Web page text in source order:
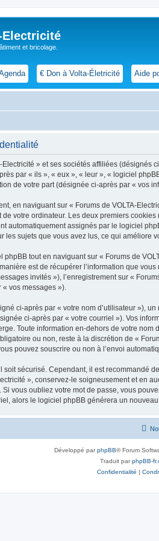
Electricité
et bricolage.
€ Don à Volta-Életricité Aide
» et ses sociétés affiliées (désignés
par « ils », « eux », « leur », « logiciel
de votre part (désignée ci-après par « vos
en naviguant sur « Forums de VOLTA-
votre ordinateur. Les deux premiers
automatiquement assignés par le logiciel
les sujets que vous avez lus, ce qui améliore
tout en naviguant sur « Forums de
est de récupérer l’information que
invités »), l’enregistrement sur «
vos messages »).
ci-après par « votre nom d’utilisateur »),
ci-après par « votre courriel »). Vos
Toute information en-dehors de votre nom
ou non, reste à la discrétion de «
pouvez souscrire ou non à l’envoi
sécurisé. Cependant, il est recommandé
», conservez-le soigneusement et en
vous oubliez votre mot de passe, vous
alors le logiciel phpBB générera un
Développé parphpBB® Forum
Traduit parphpBB-
Confidentialité |